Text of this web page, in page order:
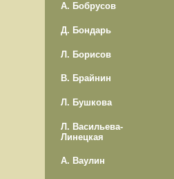
А. Бобрусов
Д. Бондарь
Л. Борисов
В. Брайнин
Л. Бушкова
Л. Васильева-
Линецкая
А. Ваулин